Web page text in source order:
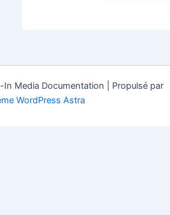
Media Documentation | Propulsé par
WordPress Astra